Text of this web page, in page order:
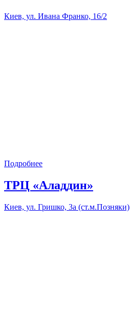
Киев, ул. Ивана Франко, 16/2
Подробнее
ТРЦ «Аладдин»
Киев, ул. Гришко, 3а (ст.м.Позняки)